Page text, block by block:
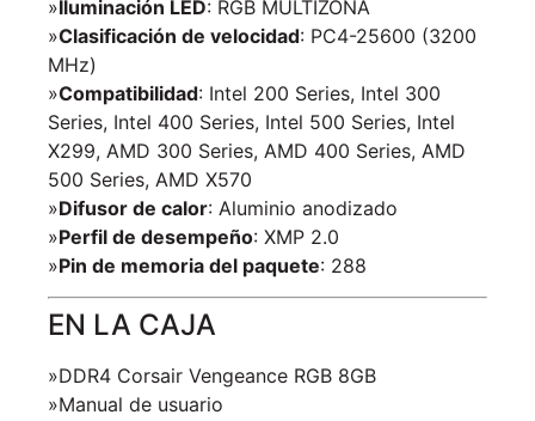
»Iluminación LED: RGB MULTIZONA
»Clasificación de velocidad: PC4-25600 (3200
MHz)
»Compatibilidad: Intel 200 Series, Intel 300
Series, Intel 400 Series, Intel 500 Series, Intel
X299, AMD 300 Series, AMD 400 Series, AMD
500 Series, AMD X570
»Difusor de calor: Aluminio anodizado
»Perfil de desempeño: XMP 2.0
»Pin de memoria del paquete: 288
EN LA CAJA
»DDR4 Corsair Vengeance RGB 8GB
»Manual de usuario